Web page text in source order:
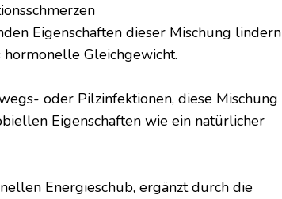
Eigenschaften dieser Mischung lindern
Gleichgewicht.
oder Pilzinfektionen, diese Mischung
Eigenschaften wie ein natürlicher
Energieschub, ergänzt durch die